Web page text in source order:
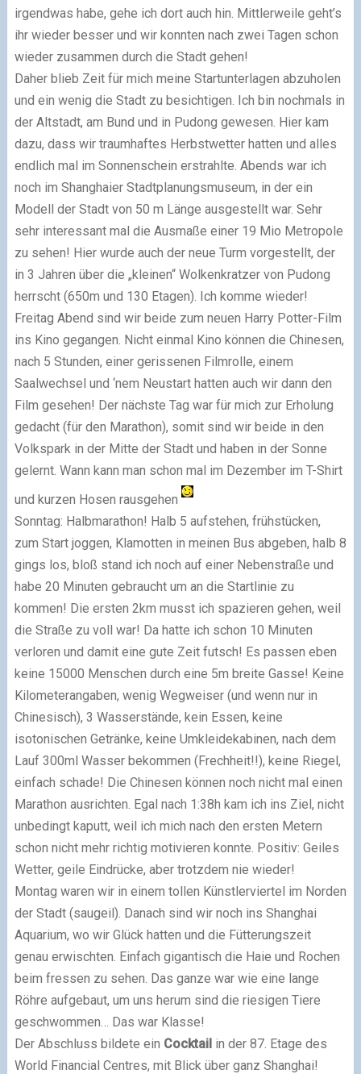
irgendwas habe, gehe ich dort auch hin. Mittlerweile geht’s
ihr wieder besser und wir konnten nach zwei Tagen schon
wieder zusammen durch die Stadt gehen!
Daher blieb Zeit für mich meine Startunterlagen abzuholen
und ein wenig die Stadt zu besichtigen. Ich bin nochmals in
der Altstadt, am Bund und in Pudong gewesen. Hier kam
dazu, dass wir traumhaftes Herbstwetter hatten und alles
endlich mal im Sonnenschein erstrahlte. Abends war ich
noch im Shanghaier Stadtplanungsmuseum, in der ein
Modell der Stadt von 50 m Länge ausgestellt war. Sehr
sehr interessant mal die Ausmaße einer 19 Mio Metropole
zu sehen! Hier wurde auch der neue Turm vorgestellt, der
in 3 Jahren über die „kleinen“ Wolkenkratzer von Pudong
herrscht (650m und 130 Etagen). Ich komme wieder!
Freitag Abend sind wir beide zum neuen Harry Potter-Film
ins Kino gegangen. Nicht einmal Kino können die Chinesen,
nach 5 Stunden, einer gerissenen Filmrolle, einem
Saalwechsel und ‘nem Neustart hatten auch wir dann den
Film gesehen! Der nächste Tag war für mich zur Erholung
gedacht (für den Marathon), somit sind wir beide in den
Volkspark in der Mitte der Stadt und haben in der Sonne
gelernt. Wann kann man schon mal im Dezember im T-Shirt
und kurzen Hosen rausgehen
Sonntag: Halbmarathon! Halb 5 aufstehen, frühstücken,
zum Start joggen, Klamotten in meinen Bus abgeben, halb 8
gings los, bloß stand ich noch auf einer Nebenstraße und
habe 20 Minuten gebraucht um an die Startlinie zu
kommen! Die ersten 2km musst ich spazieren gehen, weil
die Straße zu voll war! Da hatte ich schon 10 Minuten
verloren und damit eine gute Zeit futsch! Es passen eben
keine 15000 Menschen durch eine 5m breite Gasse! Keine
Kilometerangaben, wenig Wegweiser (und wenn nur in
Chinesisch), 3 Wasserstände, kein Essen, keine
isotonischen Getränke, keine Umkleidekabinen, nach dem
Lauf 300ml Wasser bekommen (Frechheit!!), keine Riegel,
einfach schade! Die Chinesen können noch nicht mal einen
Marathon ausrichten. Egal nach 1:38h kam ich ins Ziel, nicht
unbedingt kaputt, weil ich mich nach den ersten Metern
schon nicht mehr richtig motivieren konnte. Positiv: Geiles
Wetter, geile Eindrücke, aber trotzdem nie wieder!
Montag waren wir in einem tollen Künstlerviertel im Norden
der Stadt (saugeil). Danach sind wir noch ins Shanghai
Aquarium, wo wir Glück hatten und die Fütterungszeit
genau erwischten. Einfach gigantisch die Haie und Rochen
beim fressen zu sehen. Das ganze war wie eine lange
Röhre aufgebaut, um uns herum sind die riesigen Tiere
geschwommen… Das war Klasse!
Der Abschluss bildete ein Cocktailin der 87. Etage des
World Financial Centres, mit Blick über ganz Shanghai!